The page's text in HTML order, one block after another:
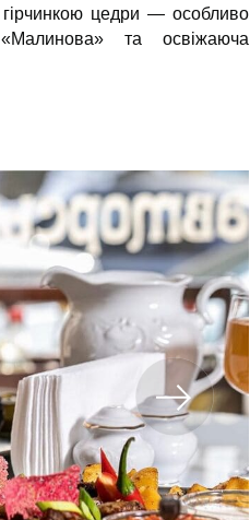
цедри — особливо
та освіжаюча